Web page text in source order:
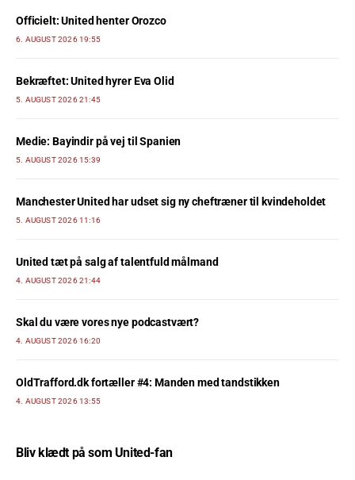
Officielt: United henter Orozco
6. AUGUST 2026 19:55
Bekræftet: United hyrer Eva Olid
5. AUGUST 2026 21:45
Medie: Bayindir på vej til Spanien
5. AUGUST 2026 15:39
Manchester United har udset sig ny cheftræner til kvindeholdet
5. AUGUST 2026 11:16
United tæt på salg af talentfuld målmand
4. AUGUST 2026 21:44
Skal du være vores nye podcastvært?
4. AUGUST 2026 16:20
OldTrafford.dk fortæller #4: Manden med tandstikken
4. AUGUST 2026 13:55
Bliv klædt på som United-fan